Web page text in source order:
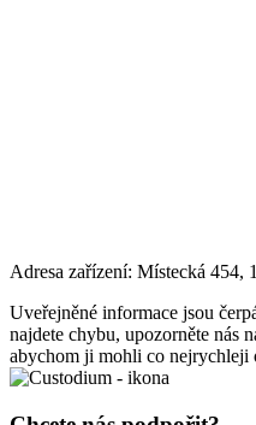
Adresa zařízení: Místecká 454,
Uveřejněné informace jsou
najdete chybu, upozorněte nás
abychom ji mohli co nejrychleji